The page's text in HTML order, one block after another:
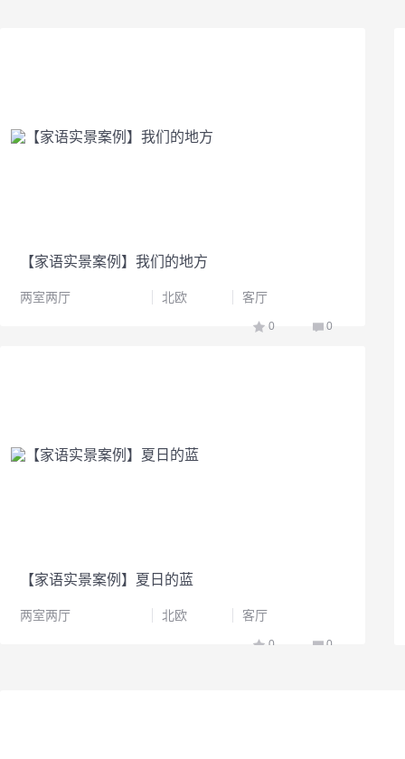
【家语实景案例】我们的地方
两室两厅 北欧 客厅
0 0
【家语实景案例】夏日的蓝
两室两厅 北欧 客厅
0 0